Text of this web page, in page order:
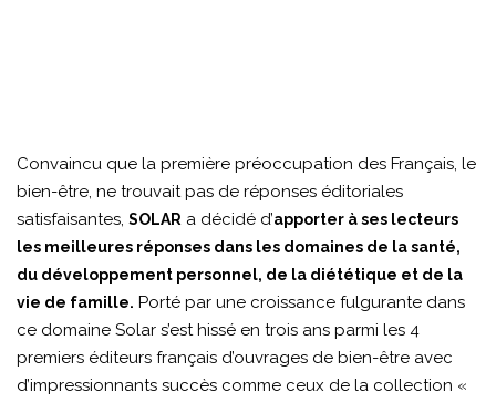
Convaincu que la première préoccupation des Français, le
bien-être, ne trouvait pas de réponses éditoriales
satisfaisantes, SOLAR a décidé d’apporter à ses lecteurs
les meilleures réponses dans les domaines de la santé,
du développement personnel, de la diététique et de la
vie de famille. Porté par une croissance fulgurante dans
ce domaine Solar s’est hissé en trois ans parmi les 4
premiers éditeurs français d’ouvrages de bien-être avec
d’impressionnants succès comme ceux de la collection «